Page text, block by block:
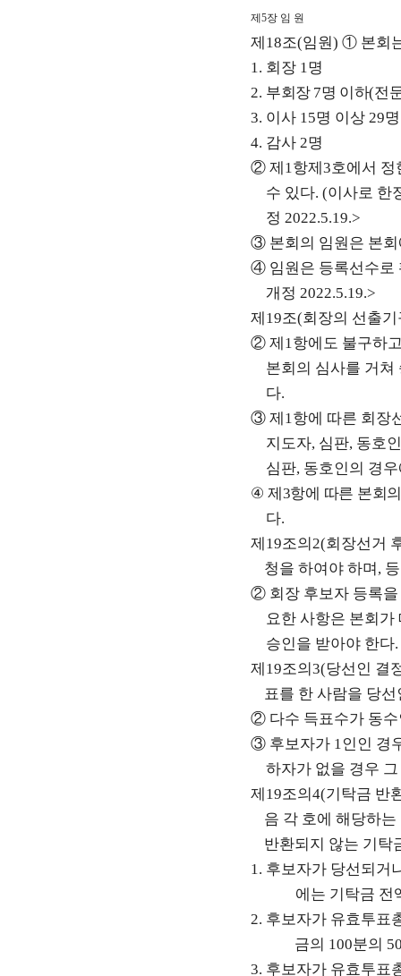
제 5장 임 원
제 18조(임원) ① 본회
1. 회장 1명
2. 부회장 7명 이하(전
3. 이사 15명 이상 29
4. 감사 2명
② 제 1항제3호에서
수 있다. (이사로 한
정2022.5.19.>
③ 본회의 임원은 본
④ 임원은 등록선수로
개정2022.5.19.>
제 19조(회장의 선출기
② 제 1항에도 불구하
본회의 심사를 거쳐
다.
③ 제 1항에 따른 회장
지도자, 심판, 동호
심판, 동호인의 경
④ 제3항에 따른 본회
다.
제 19조의2(회장선거
청을 하여야 하며 ,
② 회장 후보자 등록
요한 사항은 본회
승인을 받아야 한다
제 19조의3(당선인 결
표를 한 사람을 당
② 다수 득표수가 동
③ 후보자가 1인인 경
하자가 없을 경우
제 19조의4(기탁금 반
음 각 호에 해당하
반환되지 않는 기탁
1. 후보자가 당선되거
에는 기탁금 전
2. 후보자가 유효투표
금의 100분의
3. 후보자가 유효투표